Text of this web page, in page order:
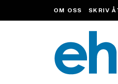
OM OSS SKRIV